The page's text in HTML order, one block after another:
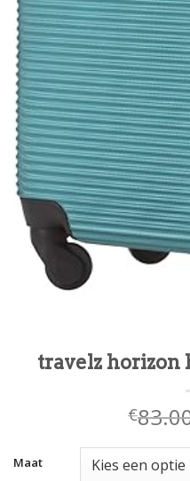
travelz horizon
€
Maat